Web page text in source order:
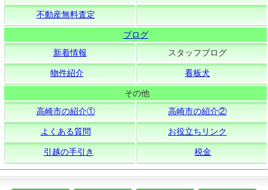
不動産無料査定
ブログ
新着情報
スタッフブログ
物件紹介 看板犬
その他
高崎市の紹介①
高崎市の紹介②
よくある質問 お役立ちリンク
引越の手引き 税金